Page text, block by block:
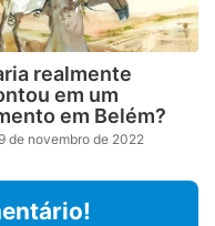
realmente
em um
em Belém?
de novembro de 2022